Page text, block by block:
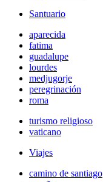
Santuario
aparecida
fatima
guadalupe
lourdes
medjugorje
peregrinación
roma
turismo religioso
vaticano
Viajes
camino de santiago